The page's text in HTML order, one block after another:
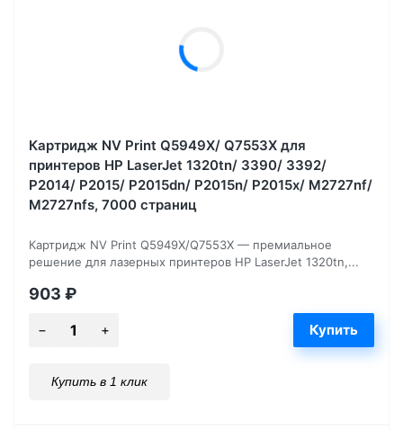
Картридж NV Print Q5949X/ Q7553X для
принтеров HP LaserJet 1320tn/ 3390/ 3392/
P2014/ P2015/ P2015dn/ P2015n/ P2015x/ M2727nf/
M2727nfs, 7000 страниц
Картридж NV Print Q5949X/Q7553X — премиальное
решение для лазерных принтеров HP LaserJet 1320tn,...
903 ₽
Купить в 1 клик